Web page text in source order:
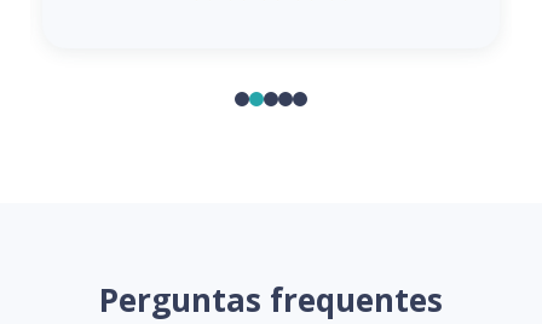
Perguntas frequentes